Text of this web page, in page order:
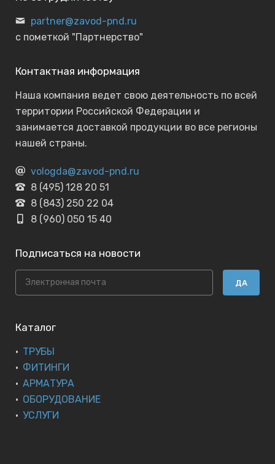
partner@zavod-pnd.ru
с пометкой "Партнерство"
Контактная информация
Наша компания ведет свою деятельность по всей
территории Российской Федерации и
занимается доставкой продукции во все регионы
нашей страны.
vologda@zavod-pnd.ru
8 (495) 128 20 51
8 (843) 250 22 04
8 (960) 050 15 40
Подписаться на новости
ДА
Каталог
ТРУБЫ
ФИТИНГИ
АРМАТУРА
ОБОРУДОВАНИЕ
УСЛУГИ